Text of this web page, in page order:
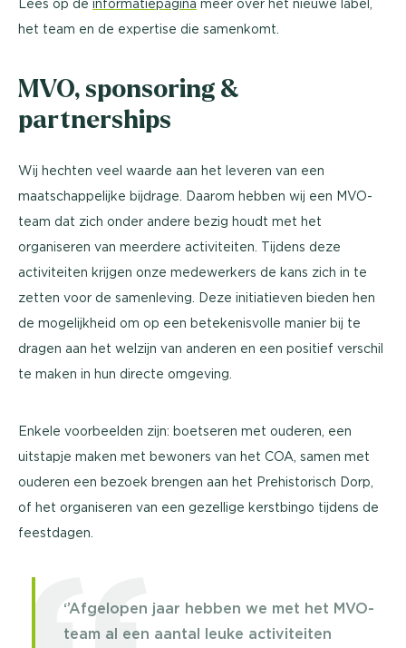
Lees op de informatiepagina meer over het nieuwe label,
het team en de expertise die samenkomt.
MVO, sponsoring &
partnerships
Wij hechten veel waarde aan het leveren van een
maatschappelijke bijdrage. Daarom hebben wij een MVO-
team dat zich onder andere bezig houdt met het
organiseren van meerdere activiteiten. Tijdens deze
activiteiten krijgen onze medewerkers de kans zich in te
zetten voor de samenleving. Deze initiatieven bieden hen
de mogelijkheid om op een betekenisvolle manier bij te
dragen aan het welzijn van anderen en een positief verschil
te maken in hun directe omgeving.
Enkele voorbeelden zijn: boetseren met ouderen, een
uitstapje maken met bewoners van het COA, samen met
ouderen een bezoek brengen aan het Prehistorisch Dorp,
of het organiseren van een gezellige kerstbingo tijdens de
feestdagen.
‘’Afgelopen jaar hebben we met het MVO-
team al een aantal leuke activiteiten